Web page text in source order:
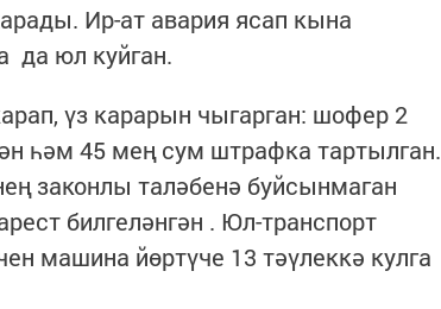
Ир-ат авария ясап кына
да юл куйган.
үз карарын чыгарган: шофер 2
һәм 45 мең сум штрафка тартылган.
законлы таләбенә буйсынмаган
билгеләнгән . Юл-транспорт
машина йөртүче 13 тәүлеккә кулга